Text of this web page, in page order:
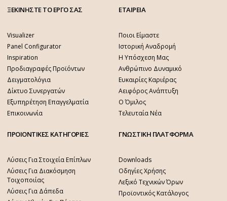
ΞΕΚΙΝΗΣΤΕ ΤΟ ΕΡΓΟ ΣΑΣ
Visualizer
Panel Configurator
Inspiration
Προδιαγραφές Προϊόντων
Δειγματολόγια
Δίκτυο Συνεργατών
Εξυπηρέτηση Επαγγελματία
Επικοινωνία
ΕΤΑΙΡΕΙΑ
Ποιοι Είμαστε
Ιστορική Αναδρομή
Η Υπόσχεση Μας
Ανθρώπινο Δυναμικό
Ευκαιρίες Καριέρας
Αειφόρος Ανάπτυξη
Ο Όμιλος
Τελευταία Νέα
ΠΡΟΙΟΝΤΙΚΕΣ ΚΑΤΗΓΟΡΙΕΣ
Λύσεις Για Στοιχεία Επίπλων
Λύσεις Για Διακόσμηση
Τοιχοποιίας
Λύσεις Για Δάπεδα
ΓΝΩΣΤΙΚΗ ΠΛΑΤΦΟΡΜΑ
Downloads
Οδηγίες Χρήσης
Λεξικό Τεχνικών Όρων
Προϊοντικός Κατάλογος